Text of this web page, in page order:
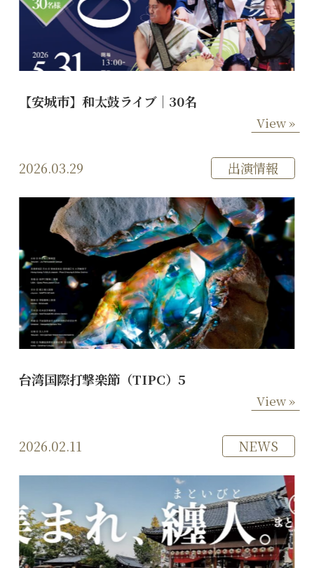
【安城市】和太鼓ライブ｜30名
View »
2026.03.29 出演情報
台湾国際打撃楽節（TIPC）5
View »
2026.02.11 NEWS